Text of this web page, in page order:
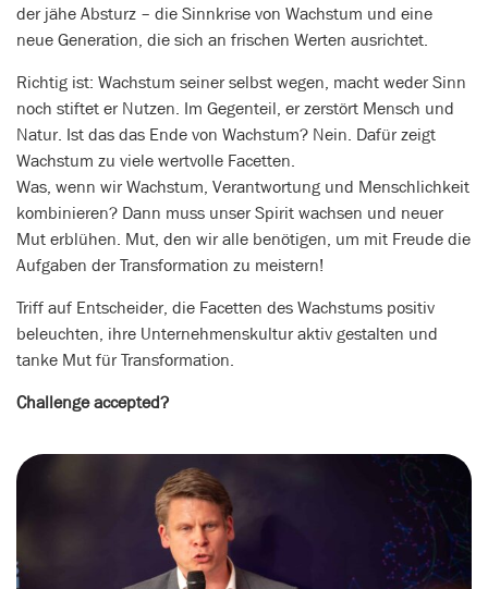
der jähe Absturz – die Sinnkrise von Wachstum und eine
neue Generation, die sich an frischen Werten ausrichtet.
Richtig ist: Wachstum seiner selbst wegen, macht weder Sinn
noch stiftet er Nutzen. Im Gegenteil, er zerstört Mensch und
Natur. Ist das das Ende von Wachstum? Nein. Dafür zeigt
Wachstum zu viele wertvolle Facetten.
Was, wenn wir Wachstum, Verantwortung und Menschlichkeit
kombinieren? Dann muss unser Spirit wachsen und neuer
Mut erblühen. Mut, den wir alle benötigen, um mit Freude die
Aufgaben der Transformation zu meistern!
Triff auf Entscheider, die Facetten des Wachstums positiv
beleuchten, ihre Unternehmenskultur aktiv gestalten und
tanke Mut für Transformation.
Challenge accepted?